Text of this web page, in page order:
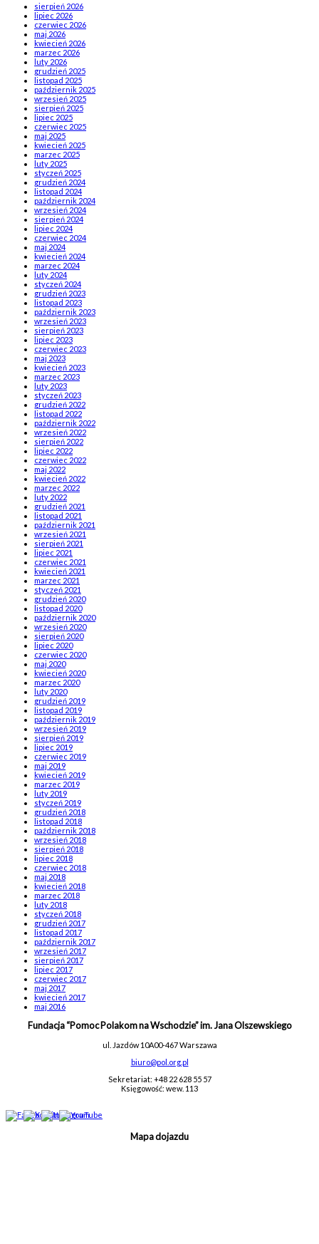
sierpień 2026
lipiec 2026
czerwiec 2026
maj 2026
kwiecień 2026
marzec 2026
luty 2026
grudzień 2025
listopad 2025
październik 2025
wrzesień 2025
sierpień 2025
lipiec 2025
czerwiec 2025
maj 2025
kwiecień 2025
marzec 2025
luty 2025
styczeń 2025
grudzień 2024
listopad 2024
październik 2024
wrzesień 2024
sierpień 2024
lipiec 2024
czerwiec 2024
maj 2024
kwiecień 2024
marzec 2024
luty 2024
styczeń 2024
grudzień 2023
listopad 2023
październik 2023
wrzesień 2023
sierpień 2023
lipiec 2023
czerwiec 2023
maj 2023
kwiecień 2023
marzec 2023
luty 2023
styczeń 2023
grudzień 2022
listopad 2022
październik 2022
wrzesień 2022
sierpień 2022
lipiec 2022
czerwiec 2022
maj 2022
kwiecień 2022
marzec 2022
luty 2022
grudzień 2021
listopad 2021
październik 2021
wrzesień 2021
sierpień 2021
lipiec 2021
czerwiec 2021
kwiecień 2021
marzec 2021
styczeń 2021
grudzień 2020
listopad 2020
październik 2020
wrzesień 2020
sierpień 2020
lipiec 2020
czerwiec 2020
maj 2020
kwiecień 2020
marzec 2020
luty 2020
grudzień 2019
listopad 2019
październik 2019
wrzesień 2019
sierpień 2019
lipiec 2019
czerwiec 2019
maj 2019
kwiecień 2019
marzec 2019
luty 2019
styczeń 2019
grudzień 2018
listopad 2018
październik 2018
wrzesień 2018
sierpień 2018
lipiec 2018
czerwiec 2018
maj 2018
kwiecień 2018
marzec 2018
luty 2018
styczeń 2018
grudzień 2017
listopad 2017
październik 2017
wrzesień 2017
sierpień 2017
lipiec 2017
czerwiec 2017
maj 2017
kwiecień 2017
maj 2016
Fundacja “Pomoc Polakom na Wschodzie” im. Jana Olszewskiego
ul. Jazdów 10A00-467 Warszawa
biuro@pol.org.pl
Sekretariat: +48 22 628 55 57
Księgowość: wew. 113
Mapa dojazdu